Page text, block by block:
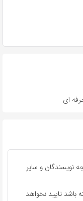
نویسندگان و سایر
باشد تایید نخواهد